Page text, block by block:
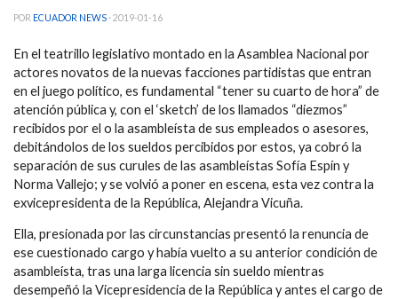
POR ECUADOR NEWS · 2019-01-16
En el teatrillo legislativo montado en la Asamblea Nacional por
actores novatos de la nuevas facciones partidistas que entran
en el juego político, es fundamental “tener su cuarto de hora” de
atención pública y, con el ‘sketch’ de los llamados “diezmos”
recibidos por el o la asambleísta de sus empleados o asesores,
debitándolos de los sueldos percibidos por estos, ya cobró la
separación de sus curules de las asambleístas Sofía Espín y
Norma Vallejo; y se volvió a poner en escena, esta vez contra la
exvicepresidenta de la República, Alejandra Vicuña.
Ella, presionada por las circunstancias presentó la renuncia de
ese cuestionado cargo y había vuelto a su anterior condición de
asambleísta, tras una larga licencia sin sueldo mientras
desempeñó la Vicepresidencia de la República y antes el cargo de